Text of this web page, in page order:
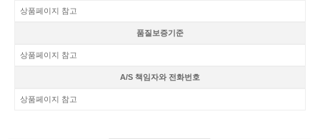
상품페이지 참고
품질보증기준
상품페이지 참고
A/S 책임자와 전화번호
상품페이지 참고